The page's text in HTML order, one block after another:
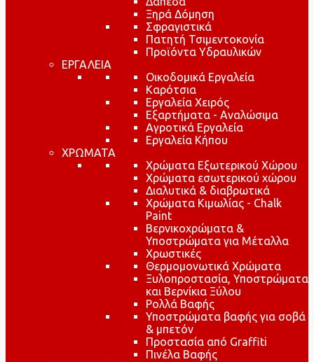
Ξηρά Δόμηση
Σφραγιστικά
Πατητή Τσιμεντοκονία
Προϊόντα Υδραυλικών
ΕΡΓΑΛΕΙΑ
Οικοδομικά Εργαλεία
Καρότσια
Εργαλεία Χειρός
Εξαρτήματα - Αναλώσιμα
Αγροτικά Εργαλεία
Εργαλεία Κήπου
ΧΡΩΜΑΤΑ
Χρώματα Εξωτερικού Χώρου
Χρώματα εσωτερικού χώρου
Διαλυτικά & διαβρωτικά
Χρώματα Κιμωλίας - Chalk
Paint
Βερνικοχρώματα &
Υποστρώματα για Μέταλλα
Χρωστικές
Θερμομονωτικά Χρώματα
Ξυλοπροστασία, Υποστρώματα
και Βερνίκια Ξύλου
Ρολλά Βαφής
Υποστρώματα βαφής για σοβά
& μπετόν
Προστασία από Graffiti
Πινέλα Βαφής